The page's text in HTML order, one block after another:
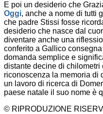
E poi un desiderio che
Oggi, anche a nome di tutti
che padre Stissi fosse
desiderio che nasce dal
diventare anche una
conferito a Gallico
domanda semplice e
distante decine di chilometri
riconoscenza la memoria di
un lavoro di ricerca di
paese natale il suo nome è
© RIPRODUZIONE